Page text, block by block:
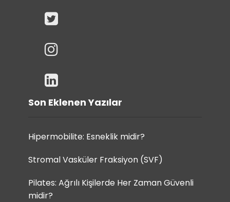
Son Eklenen Yazılar
Hipermobilite: Esneklik midir?
Stromal Vasküler Fraksiyon (SVF)
Pilates: Ağrılı Kişilerde Her Zaman Güvenli
midir?